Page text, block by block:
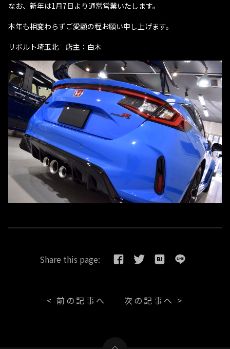
なお、新年は1月7日より通常営業いたします。
本年も相変わらずご愛顧の程お願い申し上げます。
リボルト埼玉北 店主：白木
Share this page:
< 前の記事へ 次の記事へ >